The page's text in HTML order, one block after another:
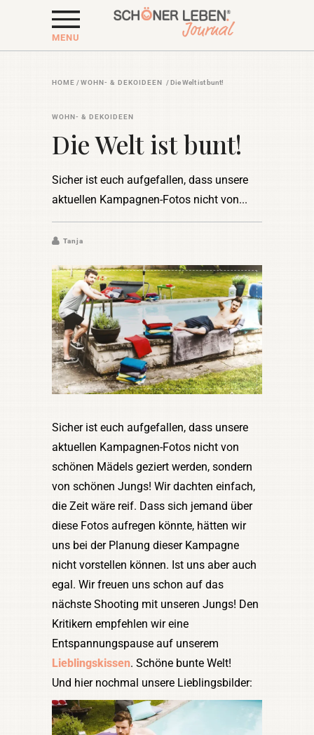
MENU
HOME /WOHN- & DEKOIDEEN /Die Welt ist bunt!
WOHN- & DEKOIDEEN
Die Welt ist bunt!
Sicher ist euch aufgefallen, dass unsere
aktuellen Kampagnen-Fotos nicht von
Tanja
Sicher ist euch aufgefallen, dass unsere
aktuellen Kampagnen-Fotos nicht von
schönen Mädels geziert werden, sondern
von schönen Jungs! Wir dachten einfach,
die Zeit wäre reif. Dass sich jemand über
diese Fotos aufregen könnte, hätten wir
uns bei der Planung dieser Kampagne
nicht vorstellen können. Ist uns aber auch
egal. Wir freuen uns schon auf das
nächste Shooting mit unseren Jungs! Den
Kritikern empfehlen wir eine
Entspannungspause auf unserem
Lieblingskissen. Schöne bunte Welt!
Und hier nochmal unsere Lieblingsbilder: